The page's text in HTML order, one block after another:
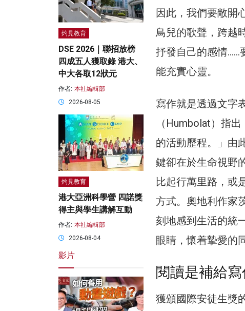
因此，我們要敞開
鳥兒的歌聲，跨越
抒發自己的感情……
能充實心靈。
寫作就是透過文字
（Humbolat）指
的活動歷程。」由
鍵卻在於生命視野
比起行萬里路，或
方式。奧地利作家
刻地感到生活的統
眼睛，懷着摯愛的
閱讀是補給
獲頒國際安徒生獎
灼見教育
DSE 2026｜聯招放榜
四成五人獲取錄 港大、
中大各取12狀元
作者: 本社編輯部
2026-08-05
灼見教育
港大亞洲科學營 四諾獎
得主與學生講解互動
作者: 本社編輯部
2026-08-04
影片